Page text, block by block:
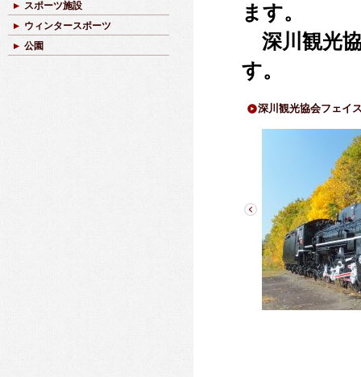
ます。
深川観光
す。
深川観光協会フェイ
スポーツ施設
ウィンタースポーツ
公園